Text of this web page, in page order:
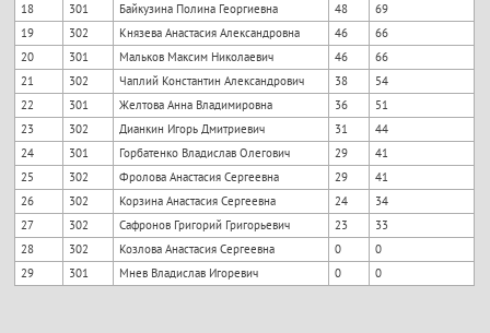
18
301 Байкузина Полина Георгиевна 48
69
19
302 Князева Анастасия Александровна 46
66
20
301 Мальков Максим Николаевич 46
66
21
302 Чаплий Константин Александрович 38
54
22
301 Желтова Анна Владимировна 36
51
23
302 Дианкин Игорь Дмитриевич 31
44
24
301 Горбатенко Владислав Олегович 29
41
25
302 Фролова Анастасия Сергеевна 29
41
26
302 Корзина Анастасия Сергеевна 24
34
27
302 Сафронов Григорий Григорьевич 23
33
28
302 Козлова Анастасия Сергеевна 0
0
29
301 Мнев Владислав Игоревич 0 0